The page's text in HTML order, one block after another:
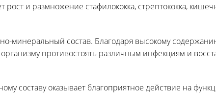
и размножение стафилококка, стрептококка,
минеральный состав. Благодаря высокому
противостоять различным инфекциям и
составу оказывает благоприятное действие на